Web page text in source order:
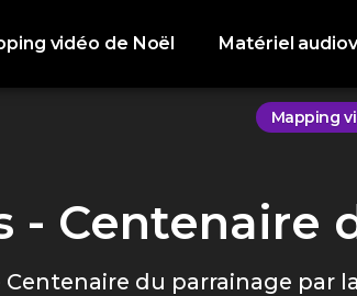
vidéo de Noël Matériel
Mapping
- Centenaire
Centenaire du parrainage par